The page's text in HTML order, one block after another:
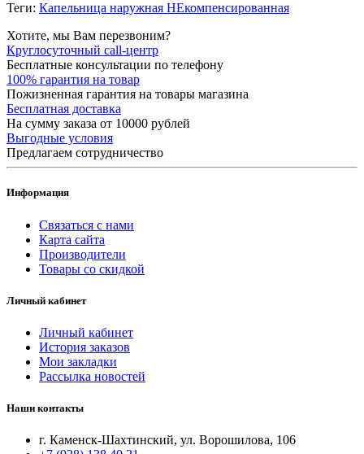
Теги: Капельница наружная НЕкомпенсированная
Хотите, мы Вам перезвоним?
Круглосуточный call-центр
Бесплатные консультации по телефону
100% гарантия на товар
Пожизненная гарантия на товары магазина
Бесплатная доставка
На сумму заказа от 10000 рублей
Выгодные условия
Предлагаем сотрудничество
Информация
Связаться с нами
Карта сайта
Производители
Товары со скидкой
Личный кабинет
Личный кабинет
История заказов
Мои закладки
Рассылка новостей
Наши контакты
г. Каменск-Шахтинский, ул. Ворошилова, 106